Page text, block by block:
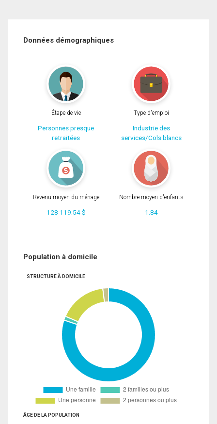
Données démographiques
Étape de vie
Personnes presque
retraitées
Type d'emploi
Industrie des
services/Cols blancs
Revenu moyen du ménage
128 119.54 $
Nombre moyen d'enfants
1.84
Population à domicile
STRUCTURE À DOMICILE
ÂGE DE LA POPULATION